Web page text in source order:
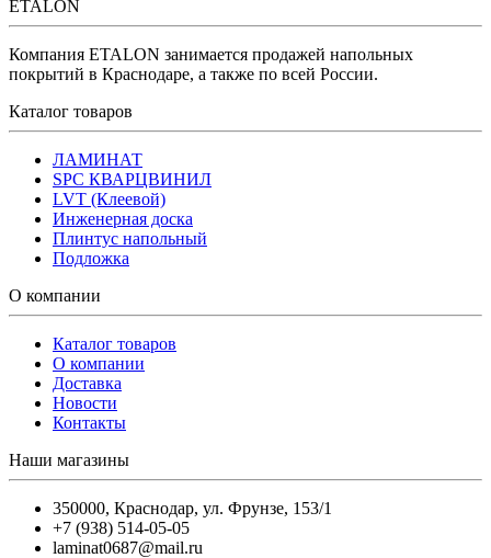
ETALON
Компания ETALON занимается продажей напольных
покрытий в Краснодаре, а также по всей России.
Каталог товаров
ЛАМИНАТ
SPC КВАРЦВИНИЛ
LVT (Клеевой)
Инженерная доска
Плинтус напольный
Подложка
О компании
Каталог товаров
О компании
Доставка
Новости
Контакты
Наши магазины
350000, Краснодар, ул. Фрунзе, 153/1
+7 (938) 514-05-05
laminat0687@mail.ru